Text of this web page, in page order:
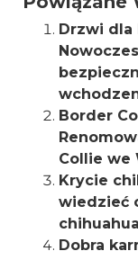
Drzwi dla
Border
Collie we
Krycie
wiedzieć
chihuahua
Dobra